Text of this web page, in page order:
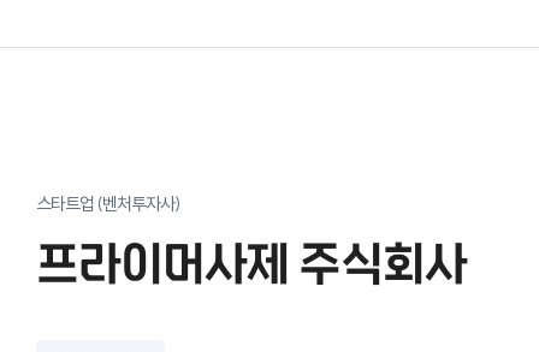
스타트업 (벤처투자사)
프라이머사제 주식회사